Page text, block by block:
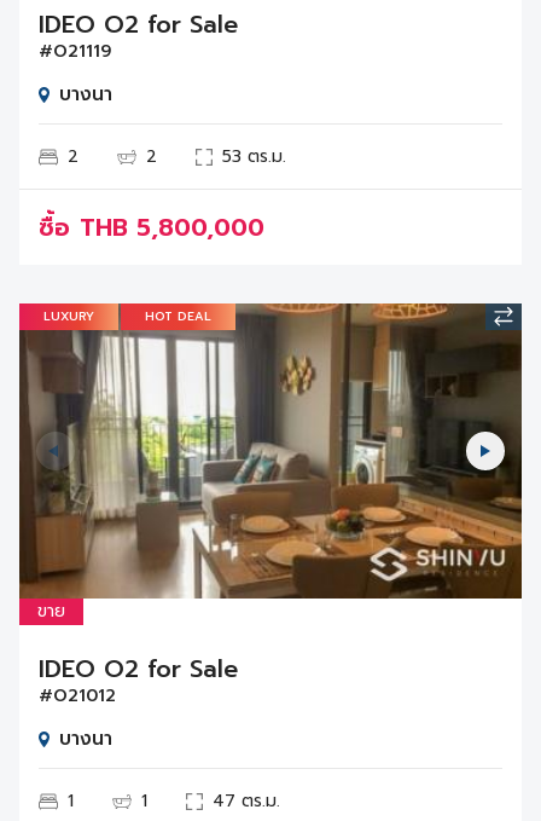
IDEO O2 for Sale
#O21119
บางนา
2 2 53 ตร.ม.
ซื้อ THB 5,800,000
LUXURY HOT DEAL
ขาย
IDEO O2 for Sale
#O21012
บางนา
1 1 47 ตร.ม.